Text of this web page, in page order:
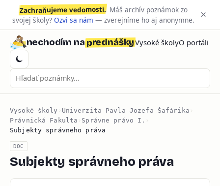
Zachraňujeme vedomosti. Máš archív poznámok zo
svojej školy? Ozvi sa nám — zverejníme ho aj anonymne. ×
nechodím naprednáškyVysoké školyO portáli
Vysoké školy › Univerzita Pavla Jozefa Šafárika ›
Právnická Fakulta › Správne právo I. ›
Subjekty správneho práva
DOC
Subjekty správneho práva